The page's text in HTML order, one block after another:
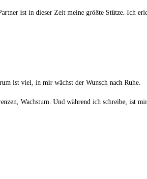
ist in dieser Zeit meine größte Stütze. Ich
ist viel, in mir wächst der Wunsch nach Ruhe.
Wachstum. Und während ich schreibe, ist